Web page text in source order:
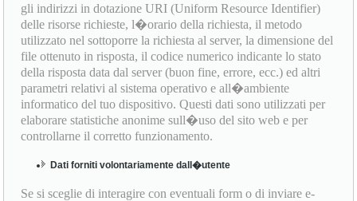
gli indirizzi in dotazione URI (Uniform Resource Identifier)
delle risorse richieste, l�orario della richiesta, il metodo
utilizzato nel sottoporre la richiesta al server, la dimensione del
file ottenuto in risposta, il codice numerico indicante lo stato
della risposta data dal server (buon fine, errore, ecc.) ed altri
parametri relativi al sistema operativo e all�ambiente
informatico del tuo dispositivo. Questi dati sono utilizzati per
elaborare statistiche anonime sull�uso del sito web e per
controllarne il corretto funzionamento.
Dati forniti volontariamente dall�utente
Se si sceglie di interagire con eventuali form o di inviare e-